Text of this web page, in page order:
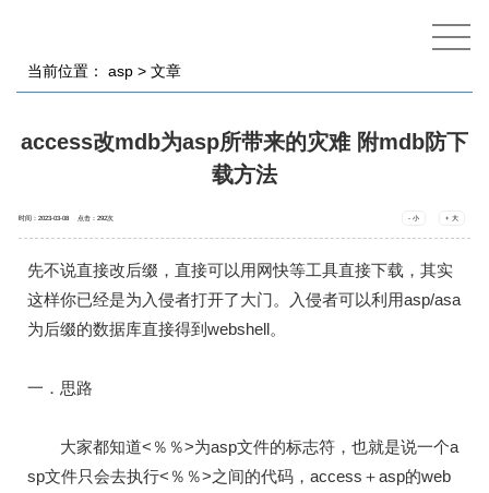
当前位置： asp > 文章
access改mdb为asp所带来的灾难 附mdb防下
载方法
时间：2023-03-08 点击：292次 - 小 + 大
先不说直接改后缀，直接可以用网快等工具直接下载，其实
这样你已经是为入侵者打开了大门。入侵者可以利用asp/asa
为后缀的数据库直接得到webshell。
一．思路
大家都知道<％％>为asp文件的标志符，也就是说一个a
sp文件只会去执行<％％>之间的代码，access＋asp的web